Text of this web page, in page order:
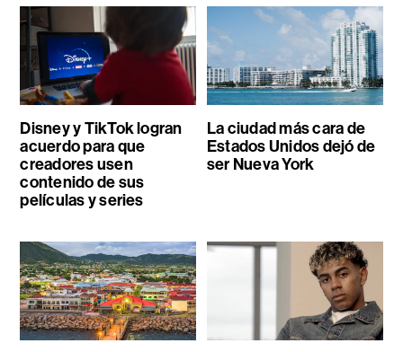
Disney y TikTok logran
acuerdo para que
creadores usen
contenido de sus
películas y series
La ciudad más cara de
Estados Unidos dejó de
ser Nueva York